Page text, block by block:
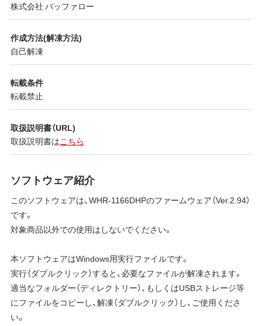
株式会社 バッファロー
作成方法(解凍方法)
自己解凍
転載条件
転載禁止
取扱説明書（URL)
取扱説明書はこちら
ソフトウェア紹介
このソフトウェアは、WHR-1166DHPのファームウェア（Ver.2.94）
です。
対象商品以外での使用はしないでください。
本ソフトウェアはWindows用実行ファイルです。
実行（ダブルクリック）すると、必要なファイルが解凍されます。
適当なフォルダー（ディレクトリー）、もしくはUSBストレージ等
にファイルをコピーし、解凍（ダブルクリック）し、ご使用くださ
い。